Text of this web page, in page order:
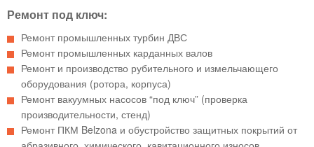
Ремонт под ключ:
Ремонт промышленных турбин ДВС
Ремонт промышленных карданных валов
Ремонт и производство рубительного и измельчающего
оборудования (ротора, корпуса)
Ремонт вакуумных насосов “под ключ” (проверка
производительности, стенд)
Ремонт ПКМ Belzona и обустройство защитных покрытий от